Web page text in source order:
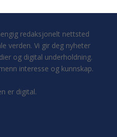
redaksjonelt nettsted
verden. Vi gir deg nyheter
og digital underholdning.
interesse og kunnskap.
er digital.